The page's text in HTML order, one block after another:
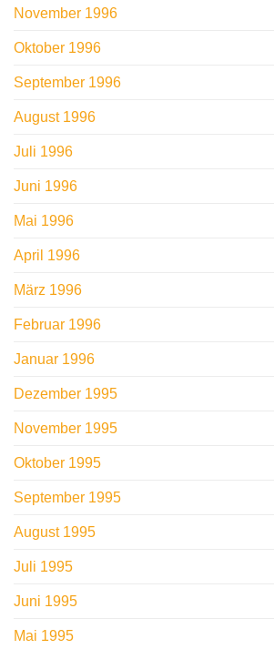
November 1996
Oktober 1996
September 1996
August 1996
Juli 1996
Juni 1996
Mai 1996
April 1996
März 1996
Februar 1996
Januar 1996
Dezember 1995
November 1995
Oktober 1995
September 1995
August 1995
Juli 1995
Juni 1995
Mai 1995